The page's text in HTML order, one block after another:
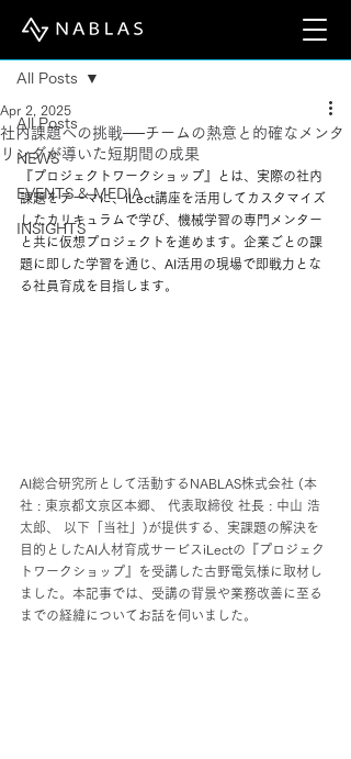
Post
All Posts
NEWS
EVENTS & MEDIA
INSIGHTS
All Posts
社内課題への挑戦──チームの熱意と的確なメンタ
リングが導いた短期間の成果
Apr 2, 2025
『プロジェクトワークショップ』とは、実際の社内
課題をテーマに、iLect講座を活用してカスタマイズ
したカリキュラムで学び、機械学習の専門メンター
と共に仮想プロジェクトを進めます。企業ごとの課
題に即した学習を通じ、AI活用の現場で即戦力とな
る社員育成を目指します。
AI総合研究所として活動するNABLAS株式会社 (本
社 : 東京都文京区本郷、 代表取締役 社長 : 中山 浩
太郎、 以下「当社」)が提供する、実課題の解決を
目的としたAI人材育成サービスiLectの『プロジェク
トワークショップ』を受講した古野電気様に取材し
ました。本記事では、受講の背景や業務改善に至る
までの経緯についてお話を伺いました。